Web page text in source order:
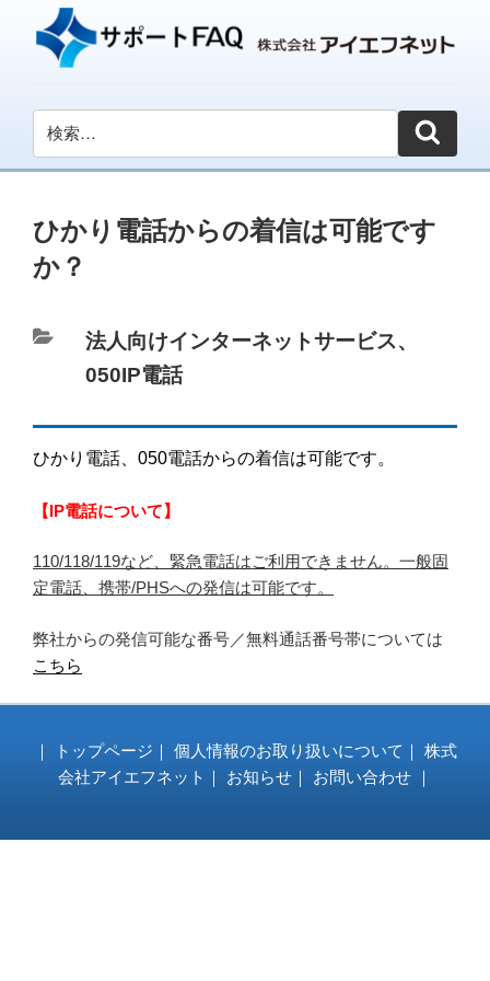
ひかり電話からの着信は可能です
か？
カ
テ
法人向けインターネットサービス、
050IP電話
ひかり電話、050電話からの着信は可能です。
【IP電話について】
110/118/119など、緊急電話はご利用できません。一般固
定電話、携帯/PHSへの発信は可能です。
弊社からの発信可能な番号／無料通話番号帯については
こちら
｜ トップページ ｜ 個人情報のお取り扱いについて ｜ 株式
会社アイエフネット ｜ お知らせ ｜ お問い合わせ ｜